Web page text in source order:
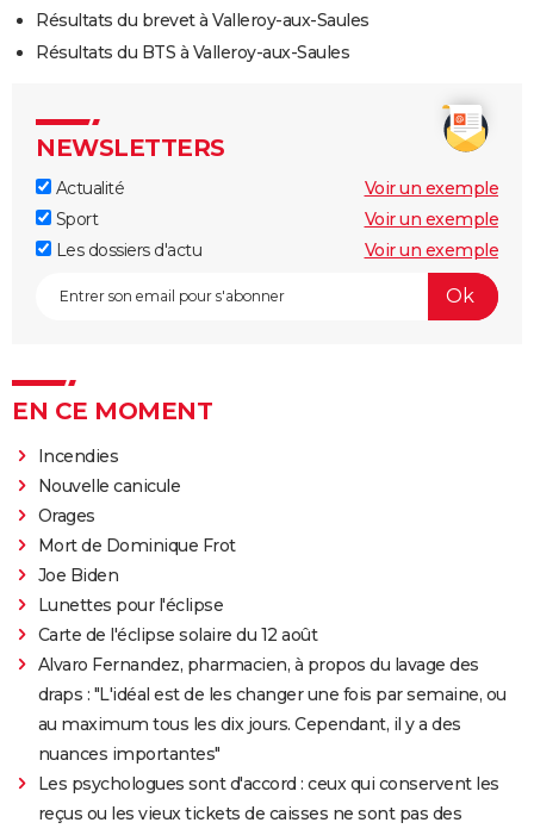
Résultats du brevet à Valleroy-aux-Saules
Résultats du BTS à Valleroy-aux-Saules
NEWSLETTERS
Actualité
Voir un exemple
Sport
Voir un exemple
Les dossiers d'actu
Voir un exemple
EN CE MOMENT
Incendies
Nouvelle canicule
Orages
Mort de Dominique Frot
Joe Biden
Lunettes pour l'éclipse
Carte de l'éclipse solaire du 12 août
Alvaro Fernandez, pharmacien, à propos du lavage des
draps : "L'idéal est de les changer une fois par semaine, ou
au maximum tous les dix jours. Cependant, il y a des
nuances importantes"
Les psychologues sont d'accord : ceux qui conservent les
reçus ou les vieux tickets de caisses ne sont pas des